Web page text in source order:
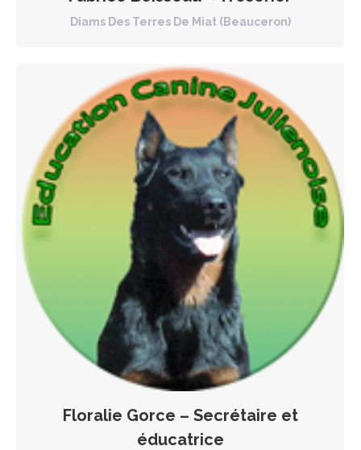
Diams Des Terres De Miat (Beauceron)
Floralie Gorce – Secrétaire et
éducatrice